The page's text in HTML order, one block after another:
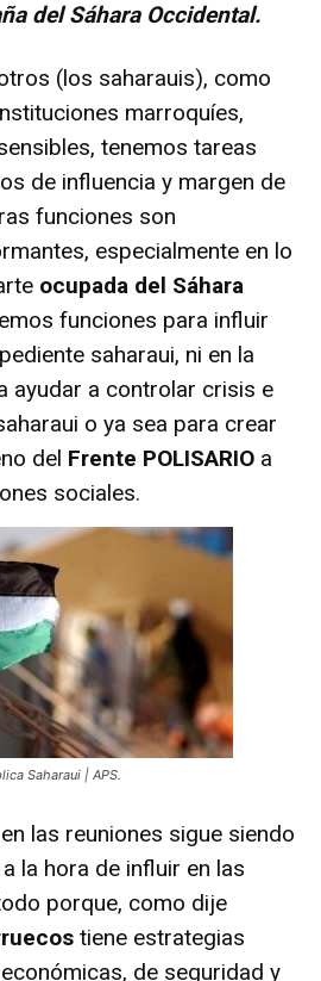
del Sáhara Occidental.
(los saharauis), como
marroquíes,
tenemos tareas
de influencia y margen de
funciones son
especialmente en lo
ocupada del Sáhara
funciones para influir
saharaui, ni en la
ayudar a controlar crisis e
o ya sea para crear
del Frente POLISARIO a
sociales.
Saharaui | APS.
las reuniones sigue siendo
la hora de influir en las
porque, como dije
tiene estrategias
de seguridad y